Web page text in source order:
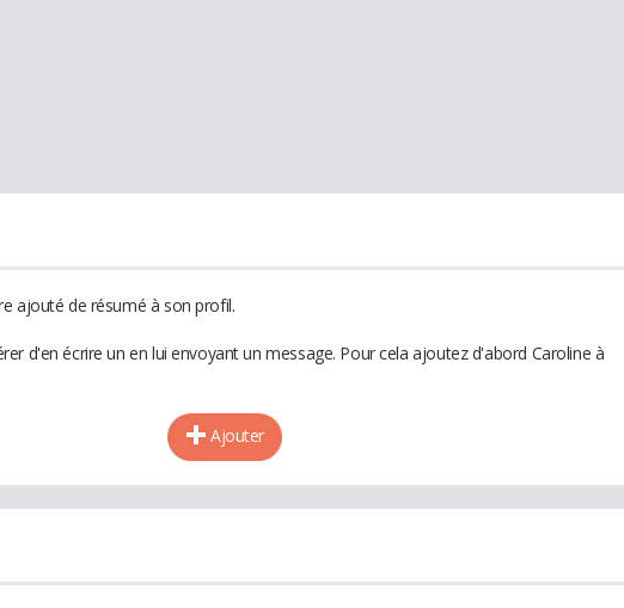
ajouté de résumé à son profil.
d'en écrire un en lui envoyant un message. Pour cela ajoutez d'abord Caroline à
Ajouter